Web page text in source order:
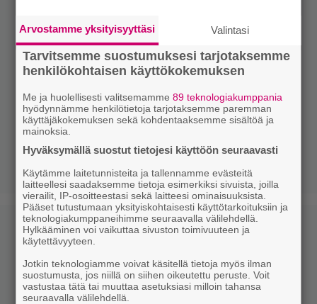
Arvostamme yksityisyyttäsi Valintasi
Tarvitsemme suostumuksesi tarjotaksemme
henkilökohtaisen käyttökokemuksen
Me ja huolellisesti valitsemamme89 teknologiakumppania
hyödynnämme henkilötietoja tarjotaksemme paremman
käyttäjäkokemuksen sekä kohdentaaksemme sisältöä ja
mainoksia.
Hyväksymällä suostut tietojesi käyttöön seuraavasti
Käytämme laitetunnisteita ja tallennamme evästeitä
laitteellesi saadaksemme tietoja esimerkiksi sivuista, joilla
vierailit, IP-osoitteestasi sekä laitteesi ominaisuuksista.
Pääset tutustumaan yksityiskohtaisesti käyttötarkoituksiin ja
teknologiakumppaneihimme seuraavalla välilehdellä.
Hylkääminen voi vaikuttaa sivuston toimivuuteen ja
käytettävyyteen.
Jotkin teknologiamme voivat käsitellä tietoja myös ilman
suostumusta, jos niillä on siihen oikeutettu peruste. Voit
vastustaa tätä tai muuttaa asetuksiasi milloin tahansa
seuraavalla välilehdellä.